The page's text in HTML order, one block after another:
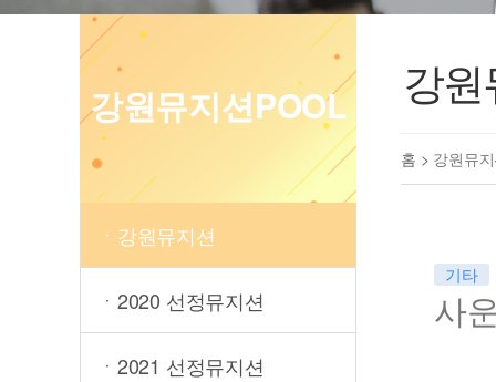
강원뮤지션POOL
ㆍ강원뮤지션
ㆍ2020 선정뮤지션
ㆍ2021 선정뮤지션
강
홈 > 강원뮤
기타
사